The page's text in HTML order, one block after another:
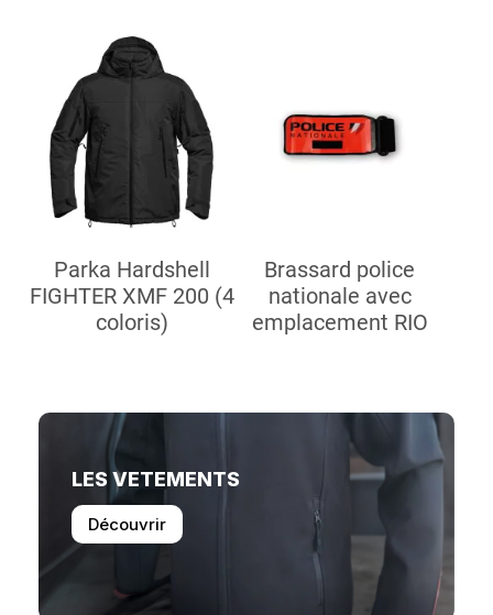
Parka Hardshell
FIGHTER XMF 200 (4
coloris)
Brassard police
nationale avec
emplacement RIO
LES VETEMENTS
Découvrir